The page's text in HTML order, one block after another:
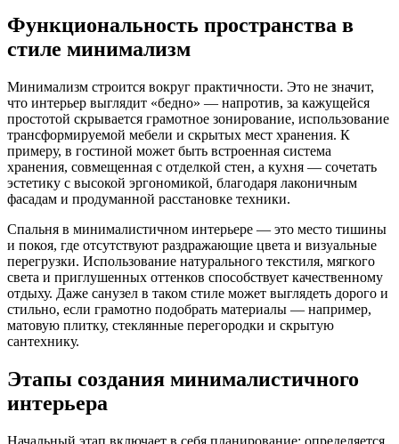
Функциональность пространства в
стиле минимализм
Минимализм строится вокруг практичности. Это не значит,
что интерьер выглядит «бедно» — напротив, за кажущейся
простотой скрывается грамотное зонирование, использование
трансформируемой мебели и скрытых мест хранения. К
примеру, в гостиной может быть встроенная система
хранения, совмещенная с отделкой стен, а кухня — сочетать
эстетику с высокой эргономикой, благодаря лаконичным
фасадам и продуманной расстановке техники.
Спальня в минималистичном интерьере — это место тишины
и покоя, где отсутствуют раздражающие цвета и визуальные
перегрузки. Использование натурального текстиля, мягкого
света и приглушенных оттенков способствует качественному
отдыху. Даже санузел в таком стиле может выглядеть дорого и
стильно, если грамотно подобрать материалы — например,
матовую плитку, стеклянные перегородки и скрытую
сантехнику.
Этапы создания минималистичного
интерьера
Начальный этап включает в себя планирование: определяется